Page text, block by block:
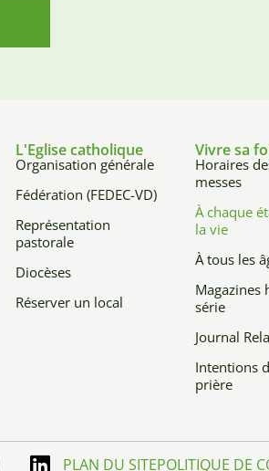
L'Eglise catholique
Organisation générale
Fédération (FEDEC-VD)
Représentation
pastorale
Diocèses
Réserver un local
Vivre sa
Horaires
messes
À chaque
la vie
À tous les
Magazines
série
Journal
Intentions
prière
PLAN DU SITEPOLITIQUE DE